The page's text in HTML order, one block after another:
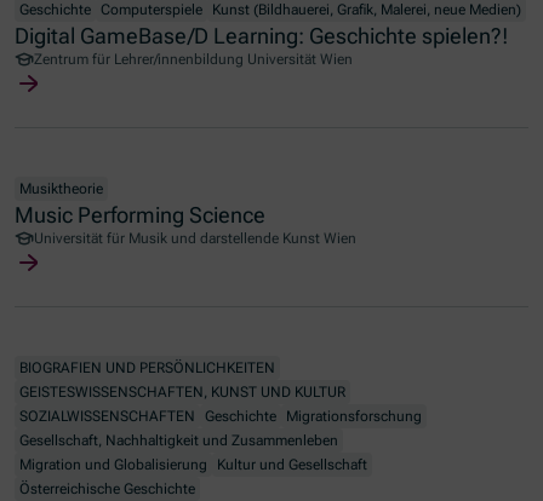
Geschichte Computerspiele Kunst (Bildhauerei, Grafik, Malerei, neue Medien)
Digital GameBase/D Learning: Geschichte spielen?!
Zentrum für Lehrer/innenbildung Universität Wien
Musiktheorie
Music Performing Science
Universität für Musik und darstellende Kunst Wien
BIOGRAFIEN UND PERSÖNLICHKEITEN
GEISTESWISSENSCHAFTEN, KUNST UND KULTUR
SOZIALWISSENSCHAFTEN
Geschichte
Migrationsforschung
Gesellschaft, Nachhaltigkeit und Zusammenleben
Migration und Globalisierung
Kultur und Gesellschaft
Österreichische Geschichte